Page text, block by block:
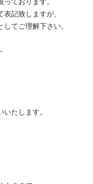
記致しますが、
てご理解下さい。
たします。